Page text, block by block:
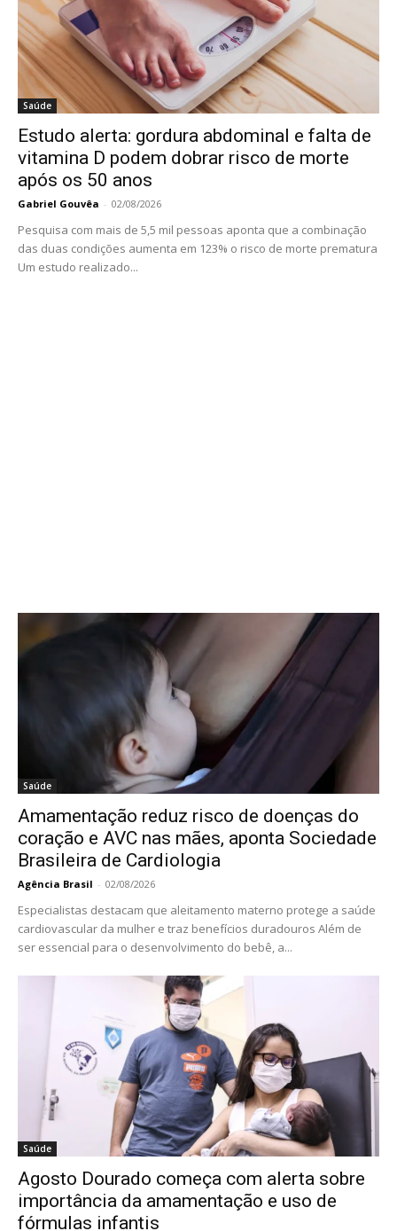
Saúde
Estudo alerta: gordura abdominal e falta de
vitamina D podem dobrar risco de morte
após os 50 anos
Gabriel Gouvêa - 02/08/2026
Pesquisa com mais de 5,5 mil pessoas aponta que a combinação
das duas condições aumenta em 123% o risco de morte prematura
Um estudo realizado...
Saúde
Amamentação reduz risco de doenças do
coração e AVC nas mães, aponta Sociedade
Brasileira de Cardiologia
Agência Brasil - 02/08/2026
Especialistas destacam que aleitamento materno protege a saúde
cardiovascular da mulher e traz benefícios duradouros Além de
ser essencial para o desenvolvimento do bebê, a...
Saúde
Agosto Dourado começa com alerta sobre
importância da amamentação e uso de
fórmulas infantis